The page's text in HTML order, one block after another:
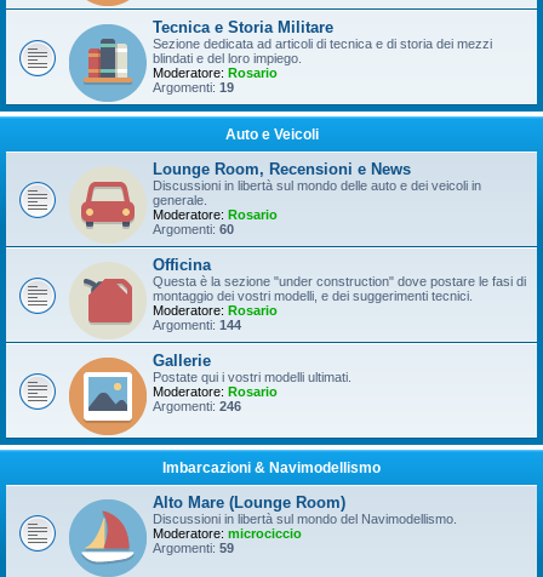
Tecnica e Storia Militare
Sezione dedicata ad articoli di tecnica e di storia dei mezzi
blindati e del loro impiego.
Moderatore: Rosario
Argomenti: 19
Auto e Veicoli
Lounge Room, Recensioni e News
Discussioni in libertà sul mondo delle auto e dei veicoli in
generale.
Moderatore: Rosario
Argomenti: 60
Officina
Questa è la sezione "under construction" dove postare le fasi di
montaggio dei vostri modelli, e dei suggerimenti tecnici.
Moderatore: Rosario
Argomenti: 144
Gallerie
Postate qui i vostri modelli ultimati.
Moderatore: Rosario
Argomenti: 246
Imbarcazioni & Navimodellismo
Alto Mare (Lounge Room)
Discussioni in libertà sul mondo del Navimodellismo.
Moderatore: microciccio
Argomenti: 59